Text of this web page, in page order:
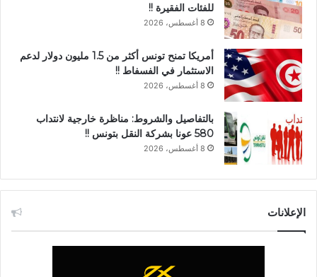
للفئات الفقيرة !!
8 أغسطس، 2026
أمريكا تمنح تونس أكثر من 1.5 مليون دولار لدعم
الاستثمار في الفسفاط !!
8 أغسطس، 2026
بالتفاصيل والشروط: مناظرة خارجية لانتداب
580 عونا بشركة النقل بتونس !!
8 أغسطس، 2026
الإعلانات